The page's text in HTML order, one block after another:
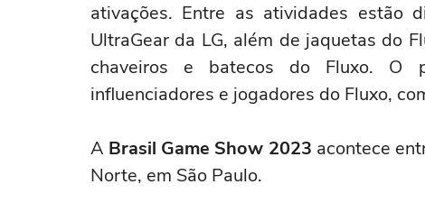
ativações. Entre as atividades estão
UltraGear da LG, além de jaquetas do
chaveiros e batecos do Fluxo. O
influenciadores e jogadores do Fluxo,
A Brasil Game Show 2023 acontece
Norte, em São Paulo.